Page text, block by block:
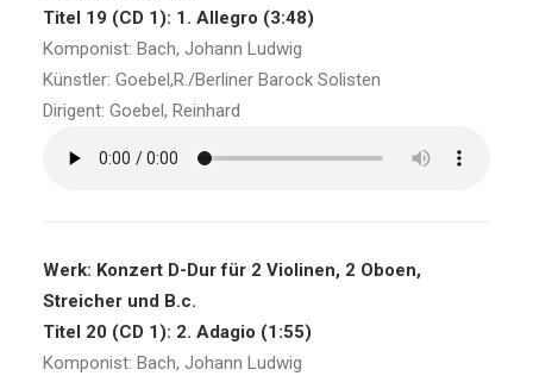
Titel 19 (CD 1): 1. Allegro (3:48)
Komponist: Bach, Johann Ludwig
Künstler: Goebel,R./Berliner Barock Solisten
Dirigent: Goebel, Reinhard
Werk: Konzert D-Dur für 2 Violinen, 2 Oboen,
Streicher und B.c.
Titel 20 (CD 1): 2. Adagio (1:55)
Komponist: Bach, Johann Ludwig